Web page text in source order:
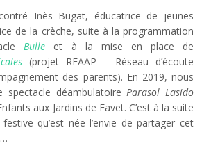
Inès Bugat, éducatrice de jeunes
de la crèche, suite à la programmation
Bulle
et à la mise en place de
(projet REAAP – Réseau d’écoute
des parents). En 2019, nous
spectacle déambulatoire Parasol Lasido
aux Jardins de Favet. C’est à la suite
qu’est née l’envie de partager cet